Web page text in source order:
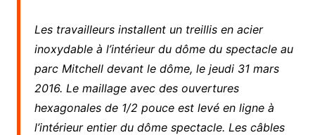
Les travailleurs installent un treillis en acier
inoxydable à l’intérieur du dôme du spectacle au
parc Mitchell devant le dôme, le jeudi 31 mars
2016. Le maillage avec des ouvertures
hexagonales de 1/2 pouce est levé en ligne à
l’intérieur entier du dôme spectacle. Les câbles